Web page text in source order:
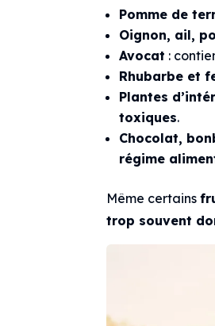
Pomme de
Oignon, ail,
Avocat :
Rhubarbe et
Plantes
toxiques.
Chocolat,
régime
Même certains
trop souvent